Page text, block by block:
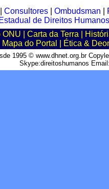
Consultores| Ombudsman
de Direitos
ONU
Carta da Terra
Mapa do Portal
Ética &
1995 © www.dhnet.org.br
Skype:direitoshumanos